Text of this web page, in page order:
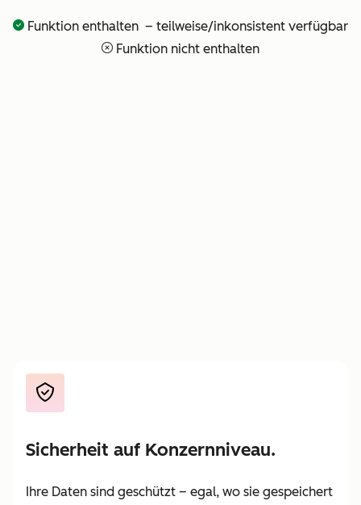
Vollständige
— —
Funktion enthalten – teilweise/inkonsistent verfügbar
Funktion nicht enthalten
Sicherheit auf Konzernniveau.
Ihre Daten sind geschützt – egal, wo sie gespeichert